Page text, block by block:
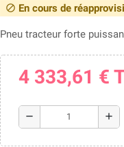
block En cours de
Pneu tracteur forte
4 333,61 €
remove add